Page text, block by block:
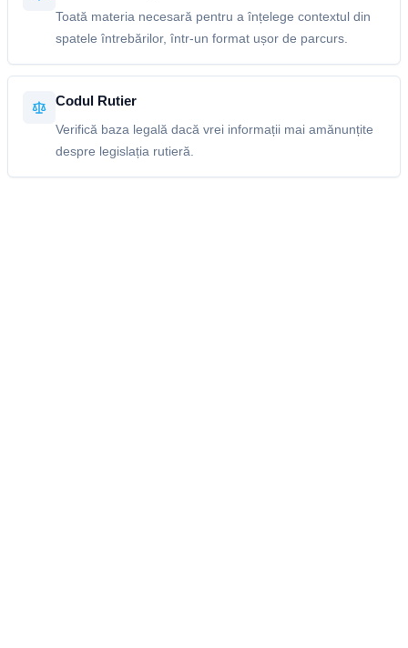
Toată materia necesară pentru a înțelege contextul din
spatele întrebărilor, într-un format ușor de parcurs.
Codul Rutier
Verifică baza legală dacă vrei informații mai amănunțite
despre legislația rutieră.